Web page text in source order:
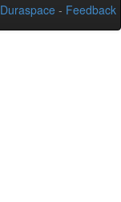
Duraspace - Feedback